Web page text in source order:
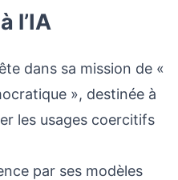
l’IA
dans sa mission de «
», destinée à
les usages coercitifs
par ses modèles